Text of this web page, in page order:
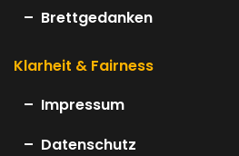
Brettgedanken
Klarheit & Fairness
Impressum
Datenschutz